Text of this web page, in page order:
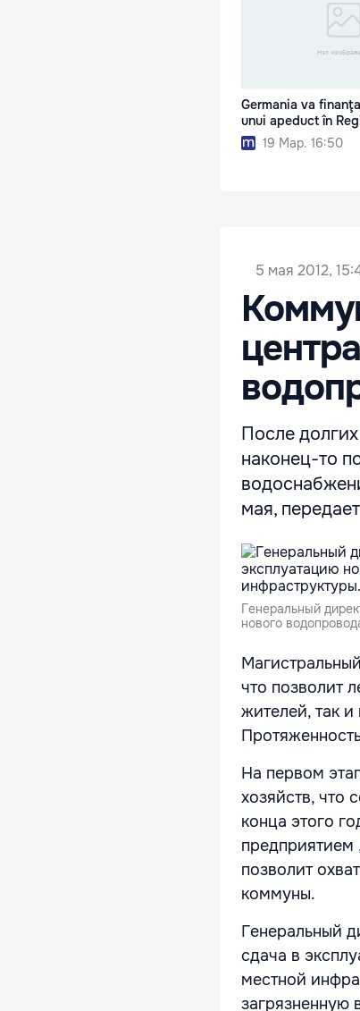
Germania va
unui apeduct în
19 Мар. 16:50
5 мая 2012,
После
наконец-то
мая,
Генеральный
нового
что позволит
жителей, так
На первом
хозяйств, что
конца этого
предприятием
позволит
коммуны.
Генеральный
сдача в
местной
загрязненную